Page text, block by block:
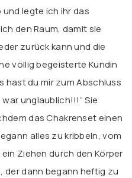
legte ich ihr das
den Raum, damit sie
zurück kann und die
völlig begeisterte Kundin
hast du mir zum Abschluss
war unglaublich!!!“Sie
das Chakrenset einen
alles zu kribbeln, vom
Ziehen durch den Körper
der dann begann heftig zu